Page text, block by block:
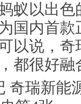
蚁以出
国内首
以说，
都很好